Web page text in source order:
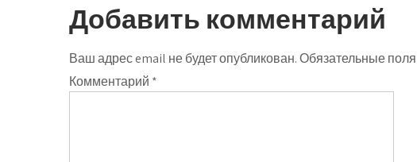
Добавить комментарий
Ваш адрес email не будет опубликован.Обязательные
Комментарий *